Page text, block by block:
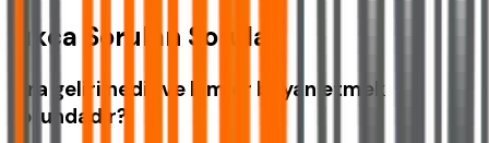
Sıkça Sorulan Sorular
Kira geliri nedir ve kimler beyan etmek
zorundadır?